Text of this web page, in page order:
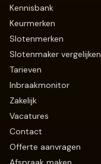
Kennisbank
Keurmerken
Slotenmerken
Slotenmaker vergelijken
Tarieven
Inbraakmonitor
Zakelijk
Vacatures
Contact
Offerte aanvragen